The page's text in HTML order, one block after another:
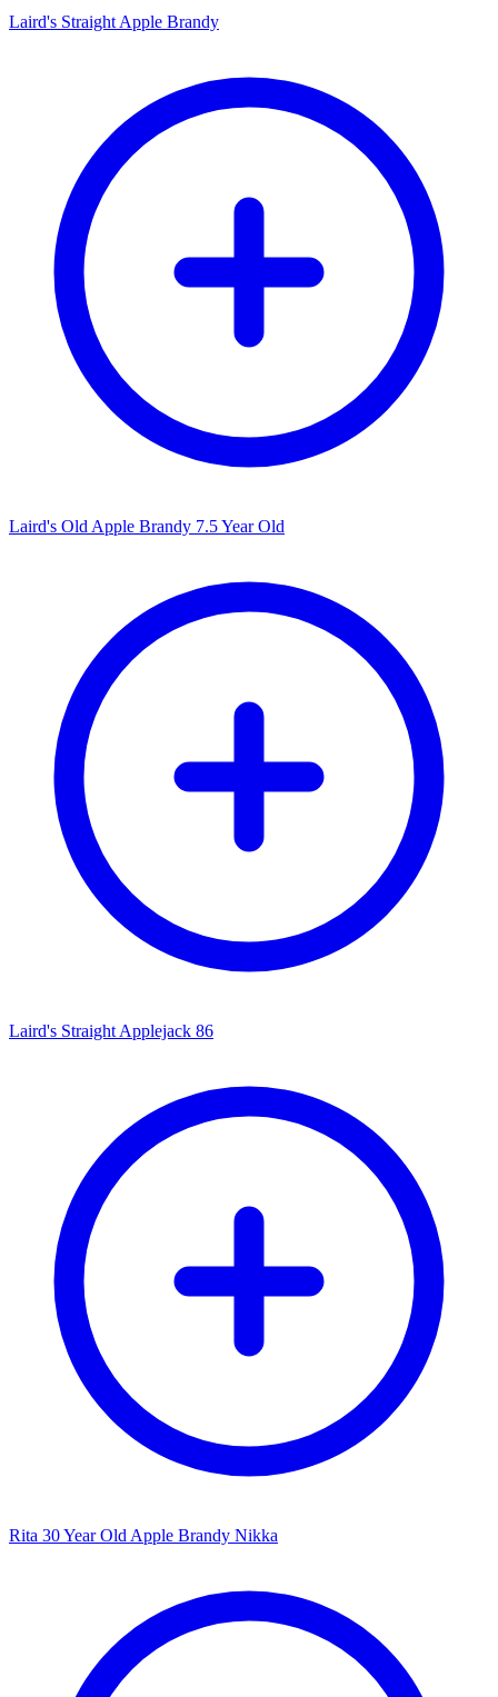
Laird's Straight Apple Brandy
Laird's Old Apple Brandy 7.5 Year Old
Laird's Straight Applejack 86
Rita 30 Year Old Apple Brandy Nikka